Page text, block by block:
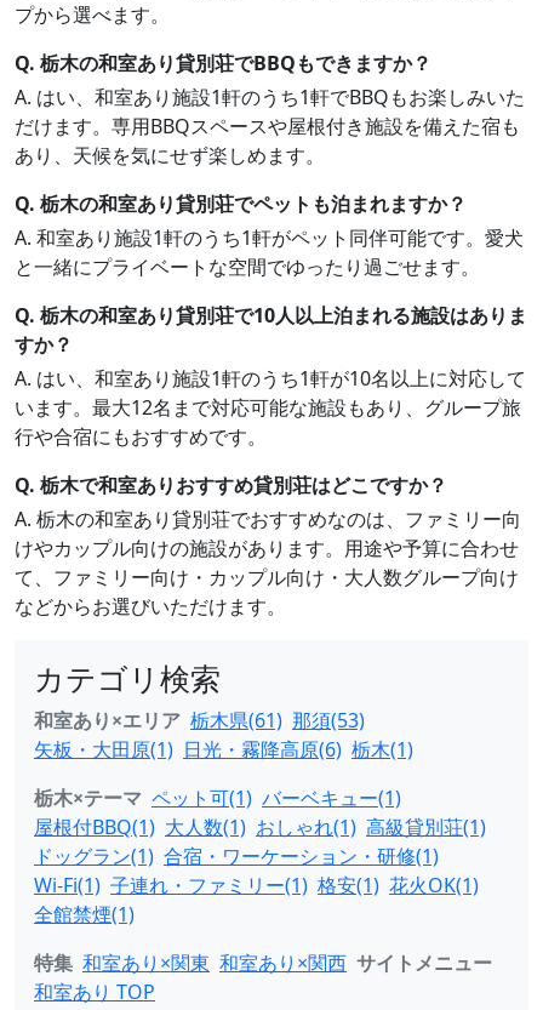
プから選べます。
Q. 栃木の和室あり貸別荘でBBQもできますか？
A. はい、和室あり施設1軒のうち1軒でBBQもお楽しみいた
だけます。専用BBQスペースや屋根付き施設を備えた宿も
あり、天候を気にせず楽しめます。
Q. 栃木の和室あり貸別荘でペットも泊まれますか？
A. 和室あり施設1軒のうち1軒がペット同伴可能です。愛犬
と一緒にプライベートな空間でゆったり過ごせます。
Q. 栃木の和室あり貸別荘で10人以上泊まれる施設はありま
すか？
A. はい、和室あり施設1軒のうち1軒が10名以上に対応して
います。最大12名まで対応可能な施設もあり、グループ旅
行や合宿にもおすすめです。
Q. 栃木で和室ありおすすめ貸別荘はどこですか？
A. 栃木の和室あり貸別荘でおすすめなのは、ファミリー向
けやカップル向けの施設があります。用途や予算に合わせ
て、ファミリー向け・カップル向け・大人数グループ向け
などからお選びいただけます。
カテゴリ検索
和室あり×エリア 栃木県(61) 那須(53)
矢板・大田原(1) 日光・霧降高原(6) 栃木(1)
栃木×テーマ ペット可(1) バーベキュー(1)
屋根付BBQ(1) 大人数(1) おしゃれ(1) 高級貸別荘(1)
ドッグラン(1) 合宿・ワーケーション・研修(1)
Wi-Fi(1) 子連れ・ファミリー(1) 格安(1) 花火OK(1)
全館禁煙(1)
特集 和室あり×関東 和室あり×関西 サイトメニュー
和室あり TOP